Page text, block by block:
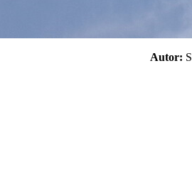
Autor: